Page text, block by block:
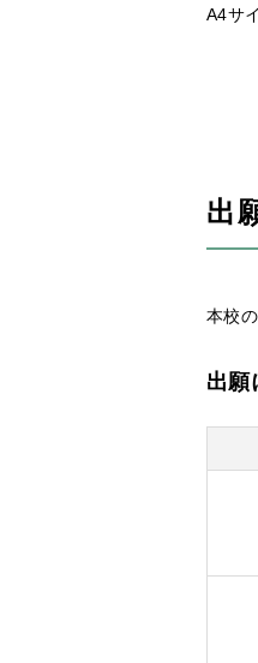
A4サ
出
本校
出願